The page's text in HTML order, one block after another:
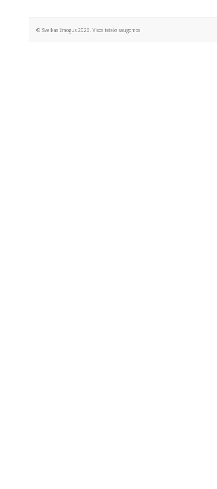
© Sveikas žmogus 2026. Visos teisės saugomos